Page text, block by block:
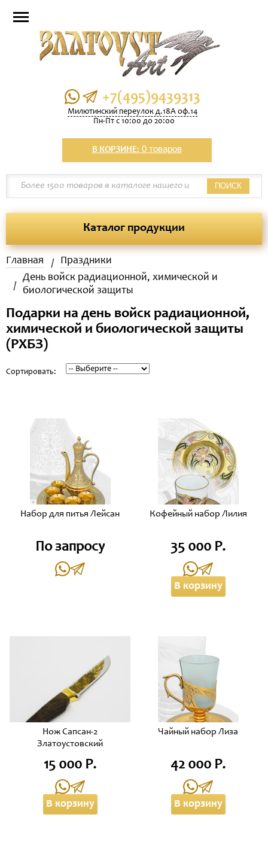
+7(495)9439313
Милютинский переулок д.18А оф.14
Пн-Пт с 10:00 до 20:00
В КОРЗИНЕ: 0 товаров
ПОИСК
Каталог продукции
Главная
Праздники
День войск радиационной, химической и
биологической защиты
Подарки на день войск радиационной,
химической и биологической защиты
(РХБЗ)
Сортировать:
Набор для питья Лейсан
По запросу
Кофейный набор Лилия
35 000 Р.
В корзину
Нож Сапсан-2
Златоустовский
15 000 Р.
В корзину
Чайный набор Лиза
42 000 Р.
В корзину